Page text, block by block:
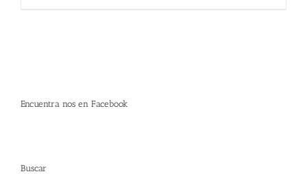
Encuentra nos en Facebook
Buscar